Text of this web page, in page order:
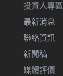
投資人專區
最新消息
聯絡資訊
新聞稿
媒體評價